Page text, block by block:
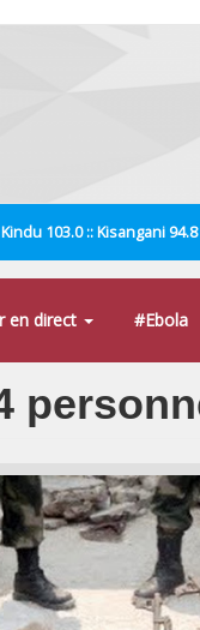
103.0 :: Kisangani
en direct #Ebola